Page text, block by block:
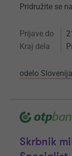
Pridružite se
Prijave do
Kraj dela
odelo
Skrbnik